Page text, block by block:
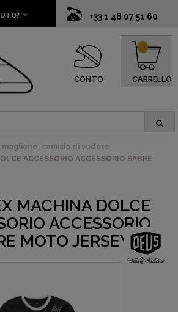
+33 1 48 07 51 60
CONTO CARRELLO
0
camicia di sudore
ACCESSORIO ACCESSORIO SABRE
MACHINA DOLCE
ACCESSORIO
MOTO JERSEY